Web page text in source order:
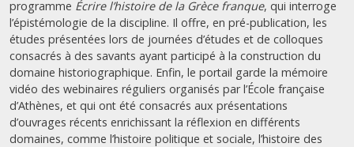
programme Écrire l’histoire de la Grèce franque, qui interroge
l’épistémologie de la discipline. Il offre, en pré-publication, les
études présentées lors de journées d’études et de colloques
consacrés à des savants ayant participé à la construction du
domaine historiographique. Enfin, le portail garde la mémoire
vidéo des webinaires réguliers organisés par l’École française
d’Athènes, et qui ont été consacrés aux présentations
d’ouvrages récents enrichissant la réflexion en différents
domaines, comme l’histoire politique et sociale, l’histoire des